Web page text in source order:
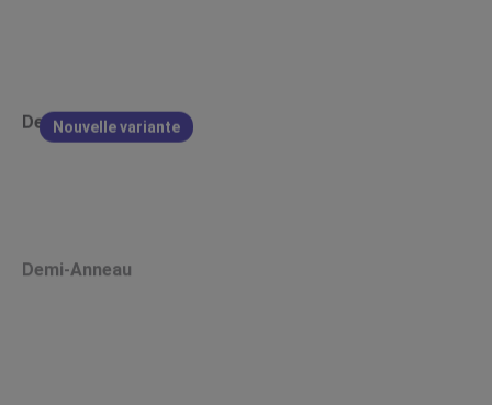
Nouvelle variante
Demi-Anneau
Demi-Anneau